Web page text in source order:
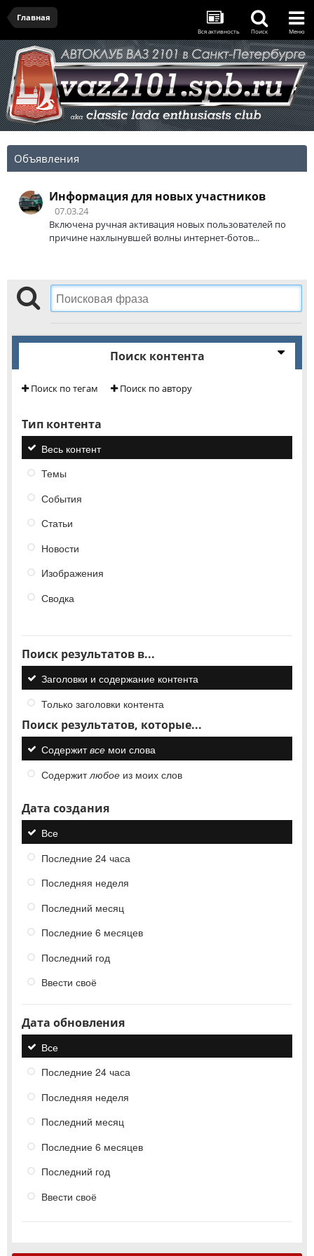
Главная
Вся активность Поиск Меню
Объявления
Информация для новых участников
07.03.24
Включена ручная активация новых пользователей по
причине нахлынувшей волны интернет-ботов...
Поиск контента
Поиск по тегам Поиск по автору
Тип контента
Весь контент
Темы
События
Статьи
Новости
Изображения
Сводка
Поиск результатов в...
Заголовки и содержание контента
Только заголовки контента
Поиск результатов, которые...
Содержитвсе мои слова
Содержитлюбое из моих слов
Дата создания
Все
Последние 24 часа
Последняя неделя
Последний месяц
Последние 6 месяцев
Последний год
Ввести своё
Дата обновления
Все
Последние 24 часа
Последняя неделя
Последний месяц
Последние 6 месяцев
Последний год
Ввести своё